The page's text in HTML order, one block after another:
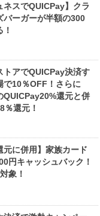
ネスでQUICPay】クラ
バーガーが半額の300
トアでQUICPay決済す
で10％OFF！さらに
QUICPay20%還元と併
％還元！
元に併用】家族カード
円キャッシュバック！
象！